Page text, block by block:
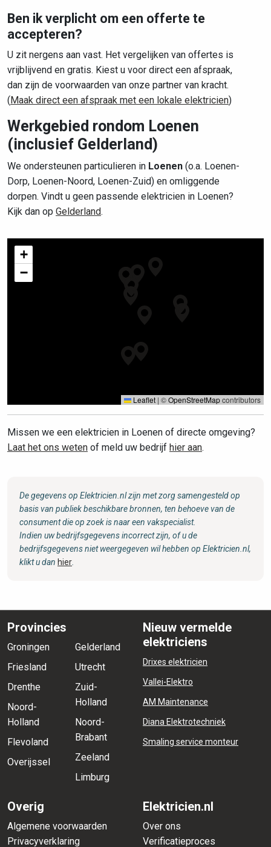
Ben ik verplicht om een offerte te
accepteren?
U zit nergens aan vast. Het vergelijken van offertes is
vrijblijvend en gratis. Kiest u voor direct een afspraak,
dan zijn de voorwaarden van onze partner van kracht.
(Maak direct een afspraak met een lokale elektricien)
Werkgebied rondom Loenen
(inclusief Gelderland)
We ondersteunen particulieren in Loenen (o.a. Loenen-
Dorp, Loenen-Noord, Loenen-Zuid) en omliggende
dorpen. Vindt u geen passende elektricien in Loenen?
Kijk dan op Gelderland.
+
−
Leaflet | ©OpenStreetMapcontributors
Missen we een elektricien in Loenen of directe omgeving?
Laat het ons weten of meld uw bedrijf hier aan.
De gegevens op Elektricien.nl zijn met zorg samengesteld op
basis van publiek beschikbare bronnen, ten behoeve van de
consument die op zoek is naar een vakspecialist.
Indien uw bedrijfsgegevens incorrect zijn, of u de
bedrijfsgegevens niet weergegeven wil hebben op Elektricien.nl,
klikt u dan hier
Provincies
Groningen
Friesland
Drenthe
Noord-
Holland
Flevoland
Overijssel
Gelderland
Utrecht
Zuid-
Holland
Noord-
Brabant
Zeeland
Limburg
Nieuw vermelde
elektriciens
Drixes elektricien
Vallei-Elektro
AM Maintenance
Diana Elektrotechniek
Smaling service monteur
Overig
Algemene voorwaarden
Privacyverklaring
Elektricien.nl
Over ons
Verificatieproces